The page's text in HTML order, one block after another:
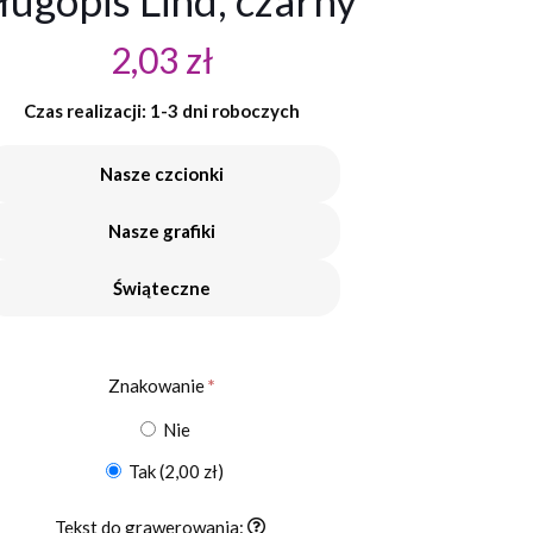
2,03 zł
Czas realizacji: 1-3 dni roboczych
Nasze czcionki
Nasze grafiki
Świąteczne
Znakowanie*
Nie
Tak(2,00 zł)
Tekst do grawerowania: